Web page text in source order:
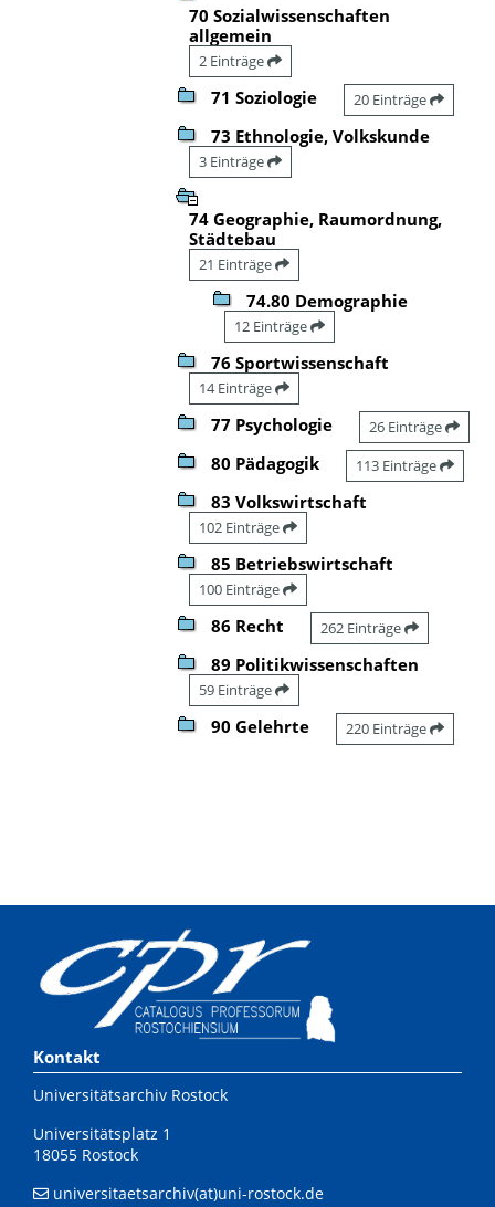
70 Sozialwissenschaften
allgemein
2 Einträge
71 Soziologie 20 Einträge
73 Ethnologie, Volkskunde
3 Einträge
74 Geographie, Raumordnung,
Städtebau
21 Einträge
74.80 Demographie
12 Einträge
76 Sportwissenschaft
14 Einträge
77 Psychologie 26 Einträge
80 Pädagogik 113 Einträge
83 Volkswirtschaft
102 Einträge
85 Betriebswirtschaft
100 Einträge
86 Recht 262 Einträge
89 Politikwissenschaften
59 Einträge
90 Gelehrte 220 Einträge
Kontakt
Universitätsarchiv Rostock
Universitätsplatz 1
18055 Rostock
universitaetsarchiv(at)uni-rostock.de